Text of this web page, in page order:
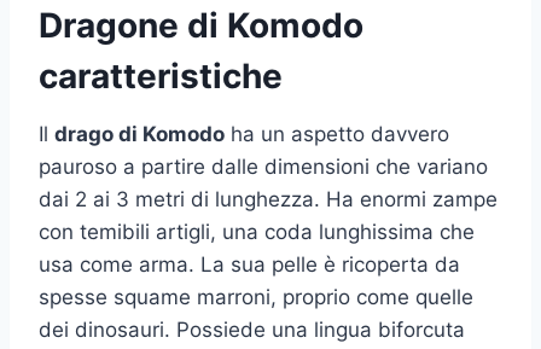
Dragone di Komodo
caratteristiche
Il drago di Komodo ha un aspetto davvero
pauroso a partire dalle dimensioni che variano
dai 2 ai 3 metri di lunghezza. Ha enormi zampe
con temibili artigli, una coda lunghissima che
usa come arma. La sua pelle è ricoperta da
spesse squame marroni, proprio come quelle
dei dinosauri. Possiede una lingua biforcuta